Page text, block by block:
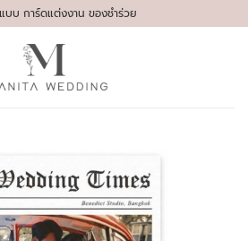
บ การ์ดแต่งงาน ของชำร่วย